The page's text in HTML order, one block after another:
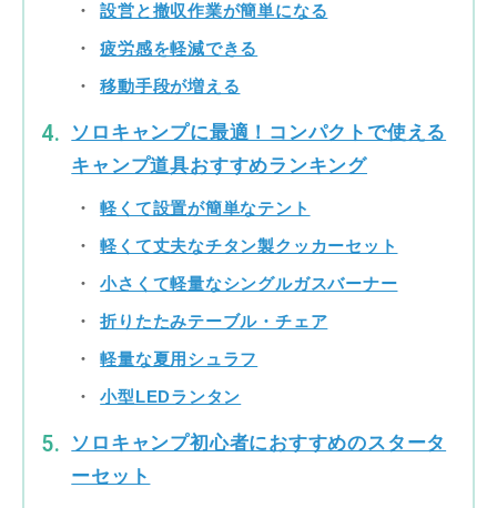
設営と撤収作業が簡単になる
疲労感を軽減できる
移動手段が増える
ソロキャンプに最適！コンパクトで使える
キャンプ道具おすすめランキング
軽くて設置が簡単なテント
軽くて丈夫なチタン製クッカーセット
小さくて軽量なシングルガスバーナー
折りたたみテーブル・チェア
軽量な夏用シュラフ
小型LEDランタン
ソロキャンプ初心者におすすめのスタータ
ーセット